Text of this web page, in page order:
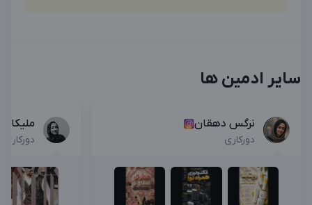
سایر ادمین ها
نرگس دهقان
دورکاری
ملیکا
دورکاری